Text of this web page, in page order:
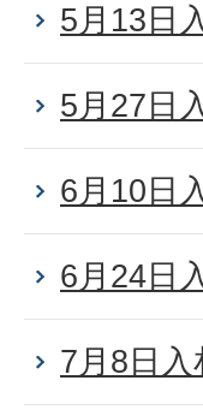
5月13日
5月27日
6月10日
6月24日
7月8日